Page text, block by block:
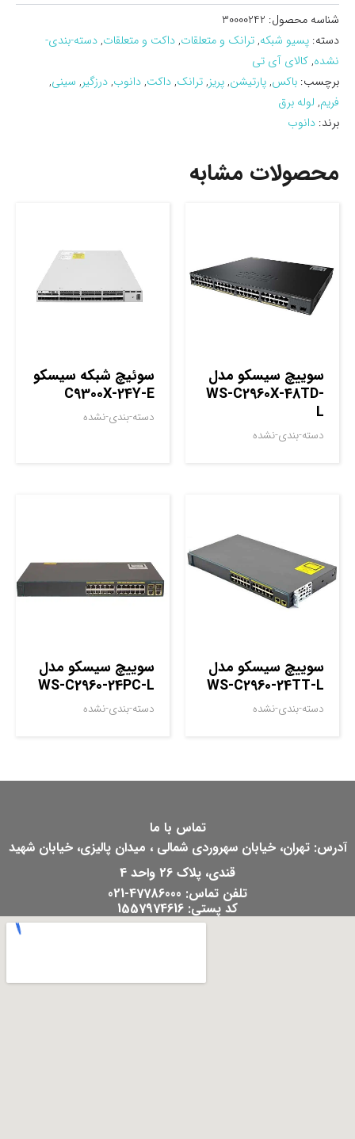
قرمز
عدد
شناسه محصول: 30000242
دسته: پسیو شبکه,ترانک و متعلقات,داکت و متعلقات,دسته-بندی-
نشده,کالای آی تی
برچسب: باکس,پارتیشن,پریز,ترانک,داکت,دانوب,درزگیر, سینی,
فریم, لوله برق
برند: دانوب
محصولات مشابه
سوييچ سيسکو مدل
WS-C2960X-48TD-
L
دسته-بندی-نشده
سوئیچ شبکه سیسکو
C9300X-24Y-E
دسته-بندی-نشده
سوييچ سيسکو مدل
WS-C2960-24TT-L
دسته-بندی-نشده
سوييچ سيسکو مدل
WS-C2960-24PC-L
دسته-بندی-نشده
تماس با ما
آدرس: تهران، خیابان سهروردی شمالی ، میدان پالیزی، خیابان شهید
قندی، پلاک 26 واحد 4
تلفن تماس: 47786000-021
کد پستی: 1557974616